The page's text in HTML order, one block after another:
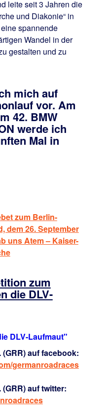
leite seit 3 Jahren die
und Diakonie“ in
spannende
Wandel in der
gestalten und zu
mich auf
vor. Am
42. BMW
werde ich
Mal in
zum Berlin-
dem 26. September
uns Atem – Kaiser-
zum
die DLV-
DLV-Laufmaut"
(GRR) auf facebook:
germanroadraces
auf twitter: